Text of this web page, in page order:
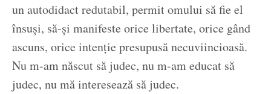
un autodidact redutabil, permit omului să fie el
însuși, să-și manifeste orice libertate, orice gând
ascuns, orice intenție presupusă necuviincioasă.
Nu m-am născut să judec, nu m-am educat să
judec, nu mă interesează să judec.